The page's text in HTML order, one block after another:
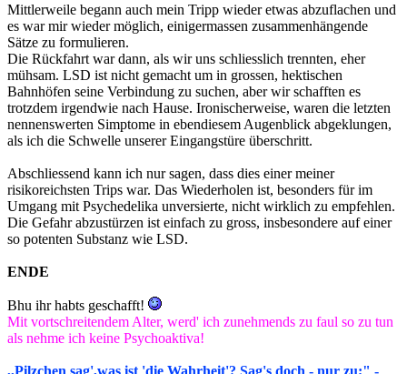
Mittlerweile begann auch mein Tripp wieder etwas abzuflachen und
es war mir wieder möglich, einigermassen zusammenhängende
Sätze zu formulieren.
Die Rückfahrt war dann, als wir uns schliesslich trennten, eher
mühsam. LSD ist nicht gemacht um in grossen, hektischen
Bahnhöfen seine Verbindung zu suchen, aber wir schafften es
trotzdem irgendwie nach Hause. Ironischerweise, waren die letzten
nennenswerten Simptome in ebendiesem Augenblick abgeklungen,
als ich die Schwelle unserer Eingangstüre überschritt.
Abschliessend kann ich nur sagen, dass dies einer meiner
risikoreichsten Trips war. Das Wiederholen ist, besonders für im
Umgang mit Psychedelika unversierte, nicht wirklich zu empfehlen.
Die Gefahr abzustürzen ist einfach zu gross, insbesondere auf einer
so potenten Substanz wie LSD.
ENDE
Bhu ihr habts geschafft!
Mit vortschreitendem Alter, werd' ich zunehmends zu faul so zu tun
als nehme ich keine Psychoaktiva!
,,Pilzchen sag',was ist 'die Wahrheit'? Sag's doch - nur zu;" -